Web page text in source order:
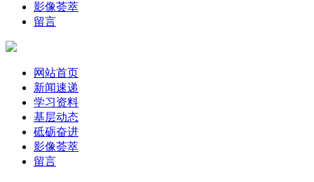
影像荟萃
留言
网站首页
新闻速递
学习资料
基层动态
砥砺奋进
影像荟萃
留言